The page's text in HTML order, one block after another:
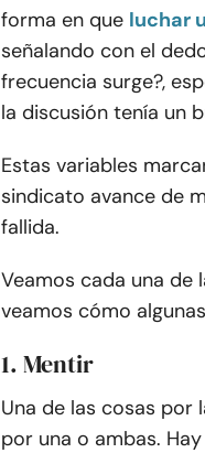
forma en que luchar
señalando con el
frecuencia surge?,
la discusión tenía un
Estas variables
sindicato avance de
fallida.
Veamos cada una de
veamos cómo
1. Mentir
Una de las cosas por
por una o ambas.